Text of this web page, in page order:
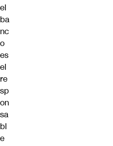
el
ba
nc
o
es
el
re
sp
on
sa
bl
e